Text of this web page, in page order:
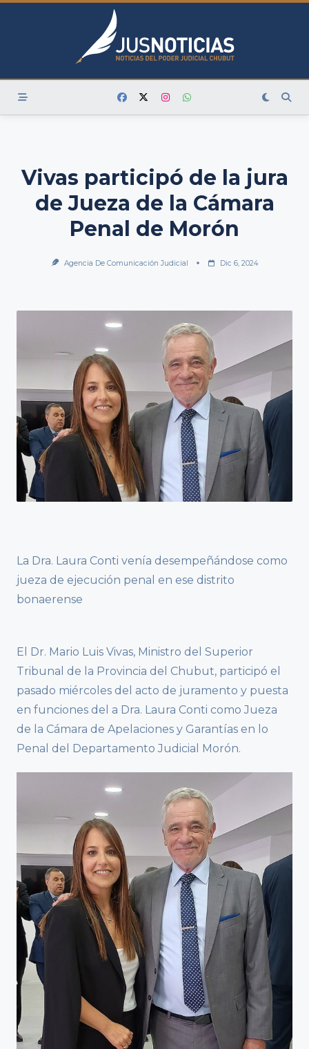
Skip
Vivas participó de la jura
de Jueza de la Cámara
Penal de Morón
Agencia De Comunicación Judicial Dic 6, 2024
La Dra. Laura Conti venía desempeñándose como
jueza de ejecución penal en ese distrito
bonaerense
El Dr. Mario Luis Vivas, Ministro del Superior
Tribunal de la Provincia del Chubut, participó el
pasado miércoles del acto de juramento y puesta
en funciones del a Dra. Laura Conti como Jueza
de la Cámara de Apelaciones y Garantías en lo
Penal del Departamento Judicial Morón.